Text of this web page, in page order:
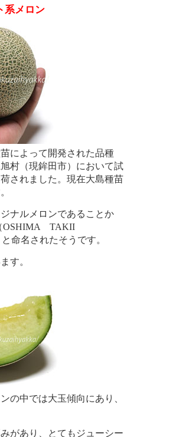
系メロン
によって開発された品種
村（現鉾田市）において試
されました。現在大島種苗
ナルメロンであることか
OSHIMA TAKII
名されたそうです。
す。
の中では大玉傾向にあり、
があり、とてもジューシー